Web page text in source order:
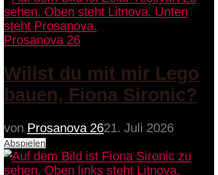
Prosanova 26
Willst du mit mir Lego
bauen, Fiona Sironic?
von Prosanova 2621. Juli 2026
Abspielen